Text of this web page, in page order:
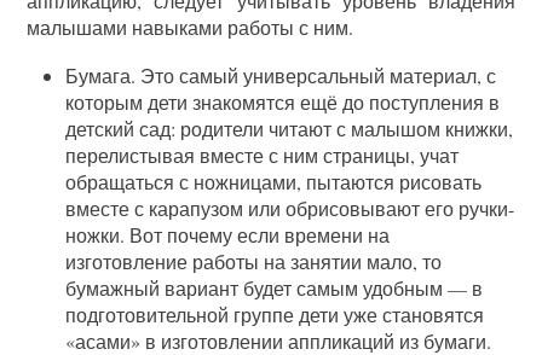
малышами навыками работы с ним.
Бумага. Это самый универсальный материал, с
которым дети знакомятся ещё до поступления в
детский сад: родители читают с малышом книжки,
перелистывая вместе с ним страницы, учат
обращаться с ножницами, пытаются рисовать
вместе с карапузом или обрисовывают его ручки-
ножки. Вот почему если времени на
изготовление работы на занятии мало, то
бумажный вариант будет самым удобным — в
подготовительной группе дети уже становятся
«асами» в изготовлении аппликаций из бумаги.